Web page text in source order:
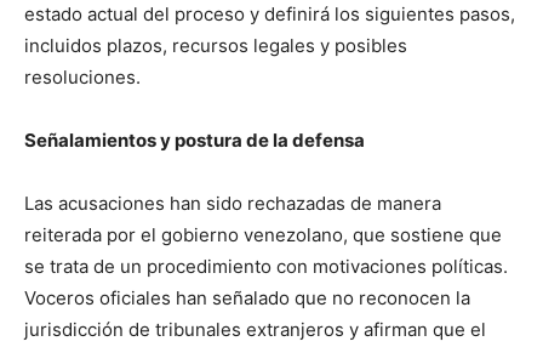
estado actual del proceso y definirá los siguientes pasos,
incluidos plazos, recursos legales y posibles
resoluciones.
Señalamientos y postura de la defensa
Las acusaciones han sido rechazadas de manera
reiterada por el gobierno venezolano, que sostiene que
se trata de un procedimiento con motivaciones políticas.
Voceros oficiales han señalado que no reconocen la
jurisdicción de tribunales extranjeros y afirman que el